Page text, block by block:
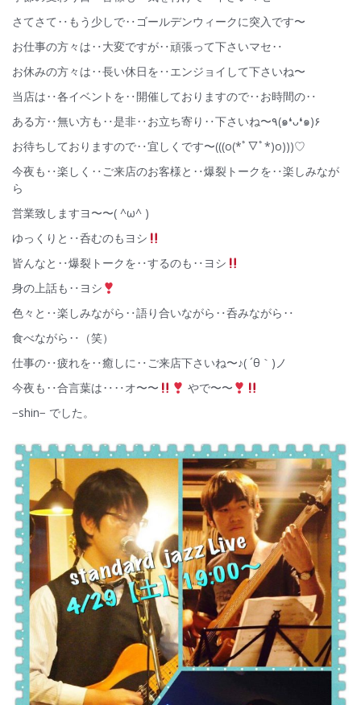
さてさて‥もう少しで‥ゴールデンウィークに突入です〜
お仕事の方々は‥大変ですが‥頑張って下さいマセ‥
お休みの方々は‥長い休日を‥エンジョイして下さいね〜
当店は‥各イベントを‥開催しておりますので‥お時間の‥
ある方‥無い方も‥是非‥お立ち寄り‥下さいね〜٩(๑❛ᴗ❛๑)۶
お待ちしておりますので‥宜しくです〜(((o(*ﾟ▽ﾟ*)o)))♡
今夜も‥楽しく‥ご来店のお客様と‥爆裂トークを‥楽しみなが
ら
営業致しますヨ〜〜( ^ω^ )
ゆっくりと‥呑むのもヨシ
皆んなと‥爆裂トークを‥するのも‥ヨシ
身の上話も‥ヨシ
色々と‥楽しみながら‥語り合いながら‥呑みながら‥
食べながら‥（笑）
仕事の‥疲れを‥癒しに‥ご来店下さいね〜♪( ´θ｀)ノ
今夜も‥合言葉は‥‥オ〜〜
やで〜〜
−shin− でした。